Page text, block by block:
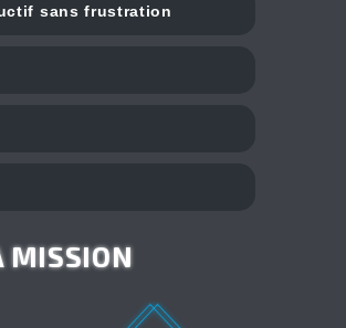
sans frustration
MISSION